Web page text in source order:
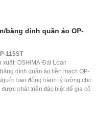
băng dính quần áo OP-
115ST
xuất: OSHIMA-Đài Loan
dính quần áo liền mạch OP-
bạn đồng hành lý tưởng cho
được phát triển đặc biệt để gia cố